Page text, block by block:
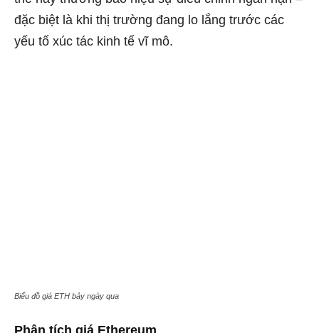
đặc biệt là khi thị trường đang lo lắng trước các
yếu tố xúc tác kinh tế vĩ mô.
Biểu đồ giá ETH bảy ngày qua
Phân tích giá Ethereum